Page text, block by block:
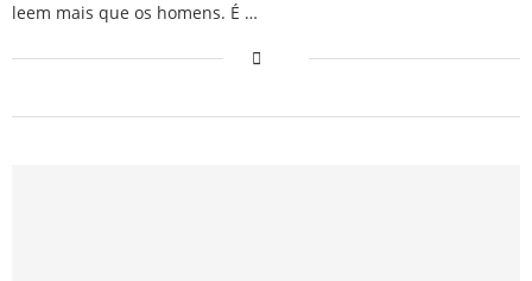
leem mais que os homens. É …